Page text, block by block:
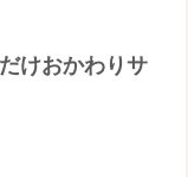
けおかわりサ